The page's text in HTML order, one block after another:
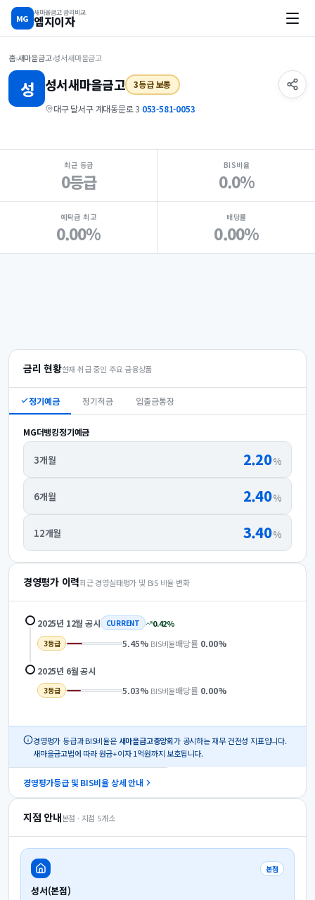
MG
새마을금고 금리비교
엠지이자
홈›새마을금고›성서새마을금고
성 성서새마을금고 3등급 보통
대구 달서구 계대동문로 3·053-581-0053
지점 핵심 지표 요약
최근 등급
0등급
BIS비율
0.0%
예탁금 최고
0.00%
배당률
0.00%
금리 현황현재 취급 중인 주요 금융상품
정기예금 정기적금 입출금통장
MG더뱅킹정기예금
3개월 2.20%
6개월 2.40%
12개월 3.40%
경영평가 이력최근 경영실태평가 및 BIS 비율 변화
2025년 12월 공시 CURRENT 0.42%
3등급 5.45% BIS비율배당률 0.00%
2025년 6월공시
3등급 5.03% BIS비율배당률 0.00%
경영평가 등급과 BIS비율은 새마을금고중앙회가 공시하는 재무 건전성 지표입니다.
새마을금고법에 따라 원금+이자 1억원까지 보호됩니다.
경영평가등급 및 BIS비율 상세 안내
지점 안내본점 · 지점 5개소
본점
성서(본점)